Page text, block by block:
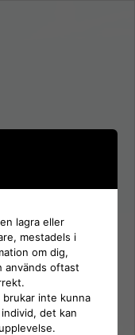
lagra eller
mestadels i
om dig,
används oftast
brukar inte kunna
det kan